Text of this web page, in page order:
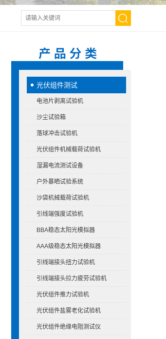
光伏组件测试
电池片剥离试验机
沙尘试验箱
落球冲击试验机
光伏组件机械载荷试验机
湿漏电流测试设备
户外暴晒试验系统
沙袋机械载荷试验机
引线端强度试验机
BBA稳态太阳光模拟器
AAA级稳态太阳光模拟器
引线端接头扭力试验机
引线端接头拉力疲劳试验机
光伏组件推力试验机
光伏组件盐雾老化试验机
光伏组件绝缘电阻测试仪